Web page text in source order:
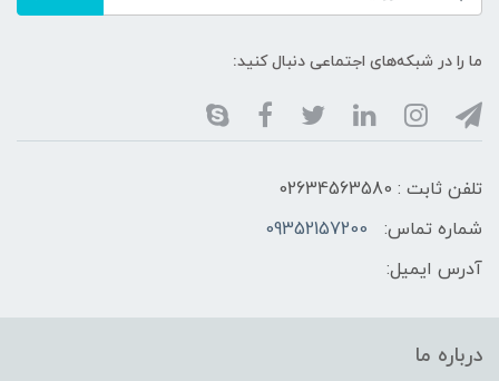
ما را در شبکه‌های اجتماعی دنبال کنید:
تلفن ثابت : 02634563580
شماره تماس:
09352157200
آدرس ایمیل:
درباره ما